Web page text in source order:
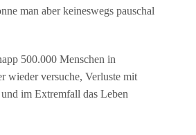
man aber keineswegs pauschal
500.000 Menschen in
wieder versuche, Verluste mit
im Extremfall das Leben